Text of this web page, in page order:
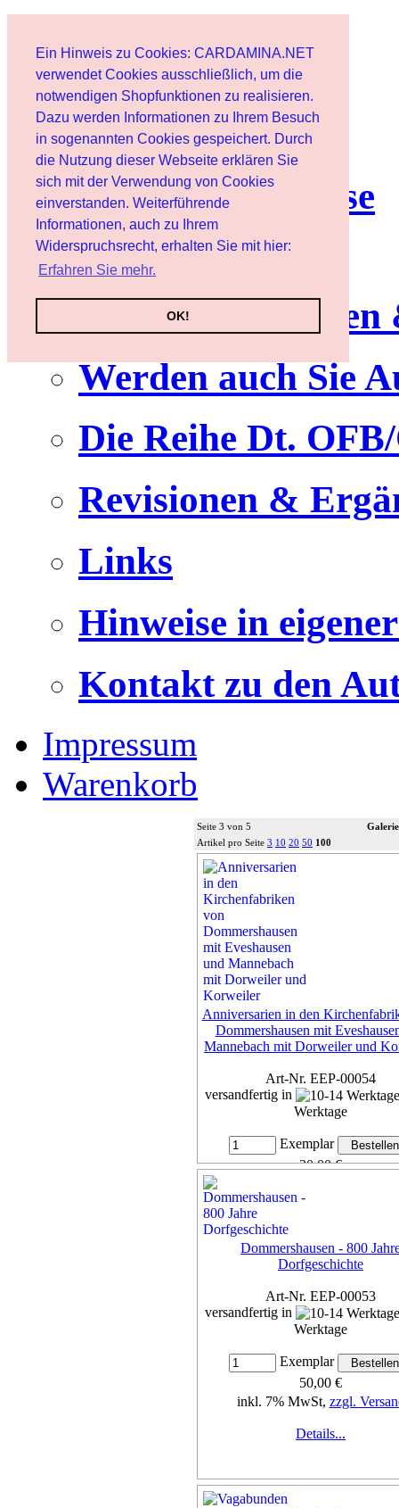
Ein Hinweis zu Cookies: CARDAMINA.NET
verwendet Cookies ausschließlich, um die
notwendigen Shopfunktionen zu realisieren.
Dazu werden Informationen zu Ihrem Besuch
in sogenannten Cookies gespeichert. Durch
die Nutzung dieser Webseite erklären Sie
sich mit der Verwendung von Cookies
einverstanden. Weiterführende
Informationen, auch zu Ihrem
Widerspruchsrecht, erhalten Sie mit hier:
Erfahren Sie mehr.
OK!
Benutzer
Newsletter
Nutzungshinweise
Service
Werden auch Sie
Die Reihe Dt.
Revisionen &
Links
Hinweise in
Kontakt zu den
Impressum
Warenkorb
Seite 3 von 5
Artikel pro Seite 3 10 20 50 100
Anniversarien in den
Dommershausen mit
Mannebach mit Dorweiler und
Art-Nr. EEP-00054
versandfertig in
Werktage
Exemplar
30,00 €
Dommershausen - 800
Dorfgeschichte
Art-Nr. EEP-00053
versandfertig in
Werktage
Exemplar
50,00 €
inkl. 7% MwSt, zzgl.
Details...